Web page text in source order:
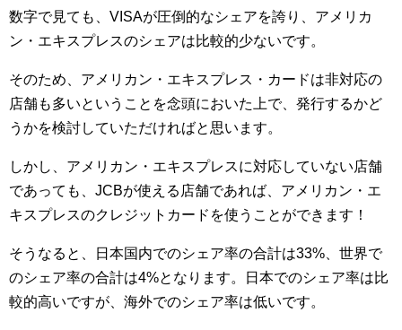
数字で見ても、VISAが圧倒的なシェアを誇り、アメリカ
ン・エキスプレスのシェアは比較的少ないです。
そのため、アメリカン・エキスプレス・カードは非対応の
店舗も多いということを念頭においた上で、発行するかど
うかを検討していただければと思います。
しかし、アメリカン・エキスプレスに対応していない店舗
であっても、JCBが使える店舗であれば、アメリカン・エ
キスプレスのクレジットカードを使うことができます！
そうなると、日本国内でのシェア率の合計は33%、世界で
のシェア率の合計は4%となります。日本でのシェア率は比
較的高いですが、海外でのシェア率は低いです。